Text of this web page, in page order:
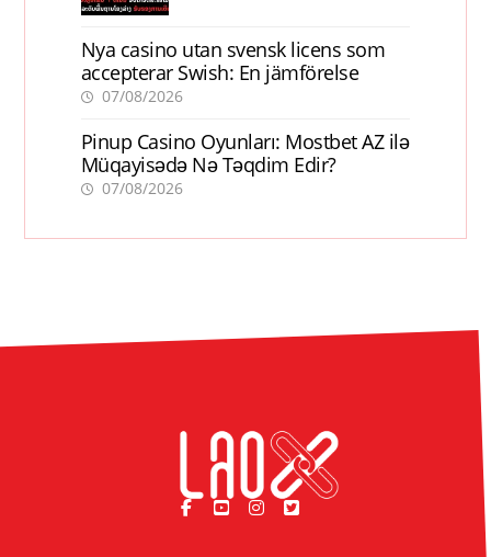
Nya casino utan svensk licens som
accepterar Swish: En jämförelse
07/08/2026
Pinup Casino Oyunları: Mostbet AZ ilə
Müqayisədə Nə Təqdim Edir?
07/08/2026